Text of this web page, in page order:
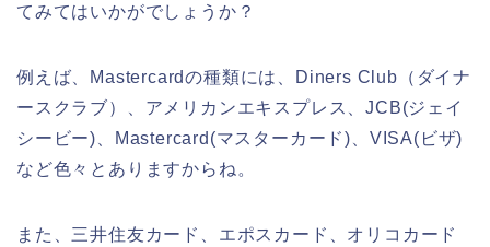
てみてはいかがでしょうか？
例えば、Mastercardの種類には、Diners Club（ダイナ
ースクラブ）、アメリカンエキスプレス、JCB(ジェイ
シービー)、Mastercard(マスターカード)、VISA(ビザ)
など色々とありますからね。
また、三井住友カード、エポスカード、オリコカード